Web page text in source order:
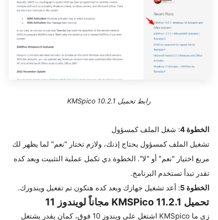
رابط تحميل KMSpico 10.2.1
الخطوة 4: شغل الملف كمسؤول
تشغيل الملف كمسؤول يحتاج إذنك، ولازم تختار "نعم" لما يظهر لك
مربع اختيار "نعم" أو "لا". الخطوة دي تكمل عملية التثبيت وبعد كده
تقدر تبدأ تستخدم البرنامج.
الخطوة 5: أعد تشغيل جهازك وبعد كده هتكون تم تفعيل ويندوزك.
تحميل KMSPico 11.2.1 مجاناً لويندوز 11
زي ما KMSpico اشتغل على ويندوز 10 فوق، كمان يقدر يشتغل